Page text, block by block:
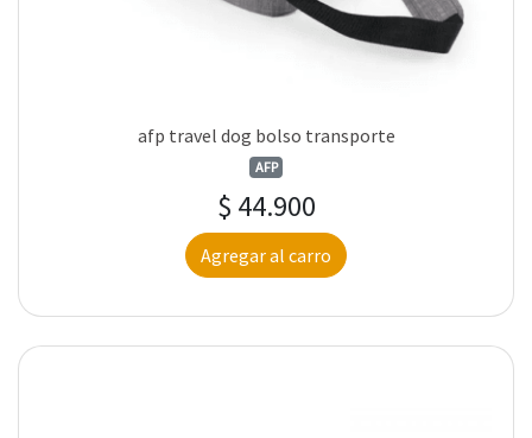
afp travel dog bolso transporte
AFP
$ 44.900
Agregar al carro